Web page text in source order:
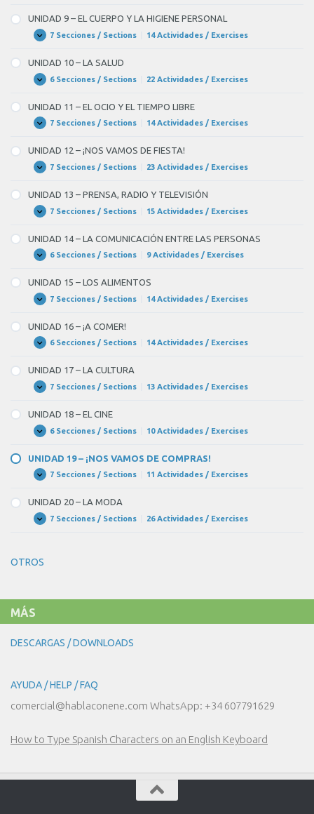
–
LOS
NEGOCIOS
UNIDAD 9 – EL CUERPO Y LA HIGIENE PERSONAL
Expandir
UNIDAD
–
EL
CUERPO
Y
HIGIENE
PERSONAL
7 Secciones / Sections 14 Actividades / Exercises
UNIDAD 10 – LA SALUD
Expandir
UNIDAD
–
LA
SALUD
6 Secciones / Sections 22 Actividades / Exercises
UNIDAD 11 – EL OCIO Y EL TIEMPO LIBRE
Expandir
UNIDAD
–
EL
OCIO
Y
TIEMPO
LIBRE
7 Secciones / Sections 14 Actividades / Exercises
UNIDAD 12 – ¡NOS VAMOS DE FIESTA!
Expandir
UNIDAD
–
¡NOS
VAMOS
DE
7 Secciones / Sections 23 Actividades / Exercises
UNIDAD 13 – PRENSA, RADIO Y TELEVISIÓN
Expandir
UNIDAD
–
PRENSA,
RADIO
Y
7 Secciones / Sections 15 Actividades / Exercises
UNIDAD 14 – LA COMUNICACIÓN ENTRE LAS PERSONAS
Expandir
UNIDAD
–
LA
COMUNICACIÓN
ENTRE
PERSONAS
6 Secciones / Sections 9 Actividades / Exercises
UNIDAD 15 – LOS ALIMENTOS
Expandir
UNIDAD
–
LOS
ALIMENTOS
7 Secciones / Sections 14 Actividades / Exercises
UNIDAD 16 – ¡A COMER!
Expandir
UNIDAD
–
¡A
COMER!
6 Secciones / Sections 14 Actividades / Exercises
UNIDAD 17 – LA CULTURA
Expandir
UNIDAD
–
LA
CULTURA
7 Secciones / Sections 13 Actividades / Exercises
UNIDAD 18 – EL CINE
Expandir
UNIDAD
–
EL
CINE
6 Secciones / Sections 10 Actividades / Exercises
UNIDAD 19 – ¡NOS VAMOS DE COMPRAS!
Expandir
UNIDAD
–
¡NOS
VAMOS
DE
7 Secciones / Sections 11 Actividades / Exercises
UNIDAD 20 – LA MODA
Expandir
UNIDAD
MODA
7 Secciones / Sections 26 Actividades / Exercises
OTROS
MÁS
DESCARGAS / DOWNLOADS
AYUDA / HELP / FAQ
comercial@hablaconene.com WhatsApp: +34 607791629
How to Type Spanish Characters on an English Keyboard